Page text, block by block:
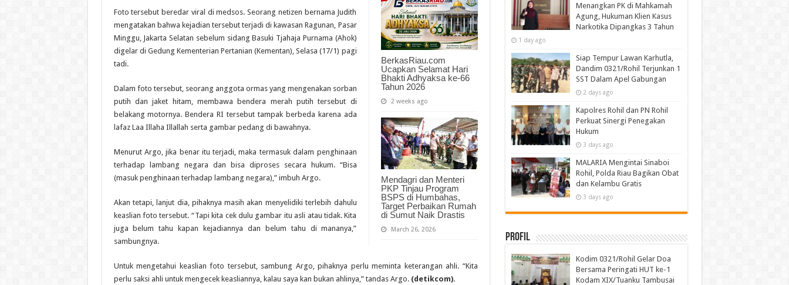
BerkasRiau.com
Ucapkan Selamat Hari
Bhakti Adhyaksa ke-66
Tahun 2026
2 weeks ago
Mendagri dan Menteri
PKP Tinjau Program
BSPS di Humbahas,
Target Perbaikan Rumah
di Sumut Naik Drastis
March 26, 2026
Foto tersebut beredar viral di medsos. Seorang netizen bernama Judith
mengatakan bahwa kejadian tersebut terjadi di kawasan Ragunan, Pasar
Minggu, Jakarta Selatan sebelum sidang Basuki Tjahaja Purnama (Ahok)
digelar di Gedung Kementerian Pertanian (Kementan), Selasa (17/1) pagi
tadi.
Dalam foto tersebut, seorang anggota ormas yang mengenakan sorban
putih dan jaket hitam, membawa bendera merah putih tersebut di
belakang motornya. Bendera RI tersebut tampak berbeda karena ada
lafaz Laa Illaha Illallah serta gambar pedang di bawahnya.
Menurut Argo, jika benar itu terjadi, maka termasuk dalam penghinaan
terhadap lambang negara dan bisa diproses secara hukum. “Bisa
(masuk penghinaan terhadap lambang negara),” imbuh Argo.
Akan tetapi, lanjut dia, pihaknya masih akan menyelidiki terlebih dahulu
keaslian foto tersebut. “Tapi kita cek dulu gambar itu asli atau tidak. Kita
juga belum tahu kapan kejadiannya dan belum tahu di mananya,”
sambungnya.
Untuk mengetahui keaslian foto tersebut, sambung Argo, pihaknya perlu meminta keterangan ahli. “Kita
perlu saksi ahli untuk mengecek keasliannya, kalau saya kan bukan ahlinya,” tandas Argo.(detikcom).
Menangkan PK di Mahkamah
Agung, Hukuman Klien Kasus
Narkotika Dipangkas 3 Tahun
1 day ago
Siap Tempur Lawan Karhutla,
Dandim 0321/Rohil Terjunkan 1
SST Dalam Apel Gabungan
2 days ago
Kapolres Rohil dan PN Rohil
Perkuat Sinergi Penegakan
Hukum
3 days ago
MALARIA Mengintai Sinaboi
Rohil, Polda Riau Bagikan Obat
dan Kelambu Gratis
3 days ago
Profil
Kodim 0321/Rohil Gelar Doa
Bersama Peringati HUT ke-1
Kodam XIX/Tuanku Tambusai